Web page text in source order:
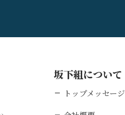
坂下組について
トップメッセージ